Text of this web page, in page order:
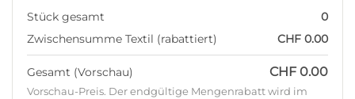
Stück gesamt
0
Zwischensumme Textil (rabattiert)
CHF 0.00
Gesamt (Vorschau) CHF 0.00
Vorschau-Preis. Der endgültige Mengenrabatt wird im